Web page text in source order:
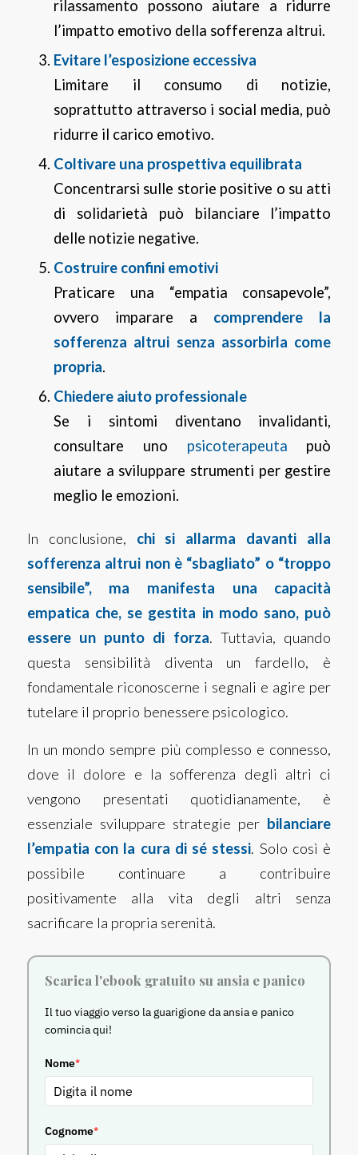
rilassamento possono aiutare a ridurre
l’impatto emotivo della sofferenza altrui.
Evitare l’esposizione eccessiva
Limitare il consumo di notizie,
soprattutto attraverso i social media, può
ridurre il carico emotivo.
Coltivare una prospettiva equilibrata
Concentrarsi sulle storie positive o su atti
di solidarietà può bilanciare l’impatto
delle notizie negative.
Costruire confini emotivi
Praticare una “empatia consapevole”,
ovvero imparare a comprendere la
sofferenza altrui senza assorbirla come
propria.
Chiedere aiuto professionale
Se i sintomi diventano invalidanti,
consultare uno psicoterapeuta può
aiutare a sviluppare strumenti per gestire
meglio le emozioni.
In conclusione, chi si allarma davanti alla
sofferenza altrui non è “sbagliato” o “troppo
sensibile”, ma manifesta una capacità
empatica che, se gestita in modo sano, può
essere un punto di forza. Tuttavia, quando
questa sensibilità diventa un fardello, è
fondamentale riconoscerne i segnali e agire per
tutelare il proprio benessere psicologico.
In un mondo sempre più complesso e connesso,
dove il dolore e la sofferenza degli altri ci
vengono presentati quotidianamente, è
essenziale sviluppare strategie per bilanciare
l’empatia con la cura di sé stessi. Solo così è
possibile continuare a contribuire
positivamente alla vita degli altri senza
sacrificare la propria serenità.
Scarica l'ebook gratuito su ansia e panico
Il tuo viaggio verso la guarigione da ansia e panico
comincia qui!
Nome*
Cognome*